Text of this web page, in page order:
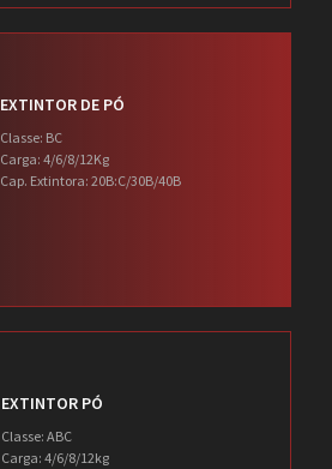
EXTINTOR DE PÓ
Classe: BC
Carga: 4/6/8/12Kg
Cap. Extintora: 20B:C/30B/40B
EXTINTOR PÓ
Classe: ABC
Carga: 4/6/8/12kg